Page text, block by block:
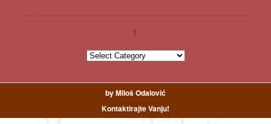
1
1
by Miloš Odalović
Kontaktirajte Vanju!